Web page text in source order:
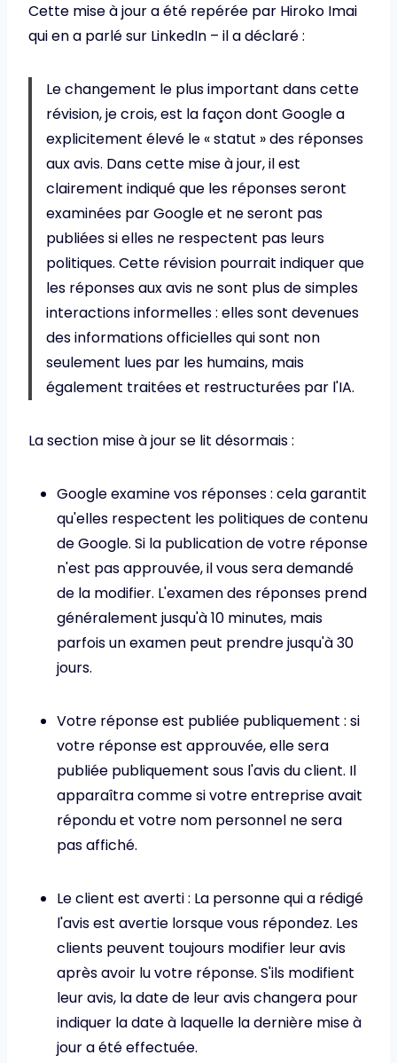
Cette mise à jour a été repérée par Hiroko Imai
qui en a parlé sur LinkedIn – il a déclaré :
Le changement le plus important dans cette
révision, je crois, est la façon dont Google a
explicitement élevé le « statut » des réponses
aux avis. Dans cette mise à jour, il est
clairement indiqué que les réponses seront
examinées par Google et ne seront pas
publiées si elles ne respectent pas leurs
politiques. Cette révision pourrait indiquer que
les réponses aux avis ne sont plus de simples
interactions informelles : elles sont devenues
des informations officielles qui sont non
seulement lues par les humains, mais
également traitées et restructurées par l'IA.
La section mise à jour se lit désormais :
Google examine vos réponses : cela garantit
qu'elles respectent les politiques de contenu
de Google. Si la publication de votre réponse
n'est pas approuvée, il vous sera demandé
de la modifier. L'examen des réponses prend
généralement jusqu'à 10 minutes, mais
parfois un examen peut prendre jusqu'à 30
jours.
Votre réponse est publiée publiquement : si
votre réponse est approuvée, elle sera
publiée publiquement sous l'avis du client. Il
apparaîtra comme si votre entreprise avait
répondu et votre nom personnel ne sera
pas affiché.
Le client est averti : La personne qui a rédigé
l'avis est avertie lorsque vous répondez. Les
clients peuvent toujours modifier leur avis
après avoir lu votre réponse. S'ils modifient
leur avis, la date de leur avis changera pour
indiquer la date à laquelle la dernière mise à
jour a été effectuée.